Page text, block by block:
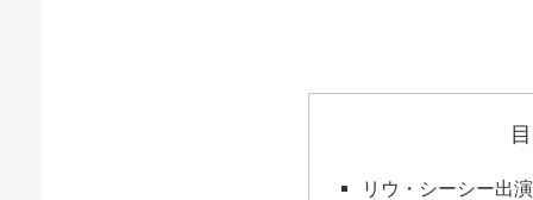
リウ・シーシー出